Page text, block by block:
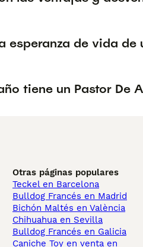
esperanza de vida de
tiene un Pastor De
Otras páginas populares
Teckel en Barcelona
Bulldog Francés en Madrid
Bichón Maltés en València
Chihuahua en Sevilla
Bulldog Francés en Galicia
Caniche Toy en venta en